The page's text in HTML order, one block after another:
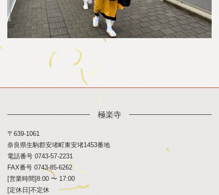
極楽寺
〒639-1061
奈良県生駒郡安堵町東安堵1453番地
電話番号 0743-57-2231
FAX番号 0743-85-6262
[営業時間]8:00 〜 17:00
[定休日]不定休